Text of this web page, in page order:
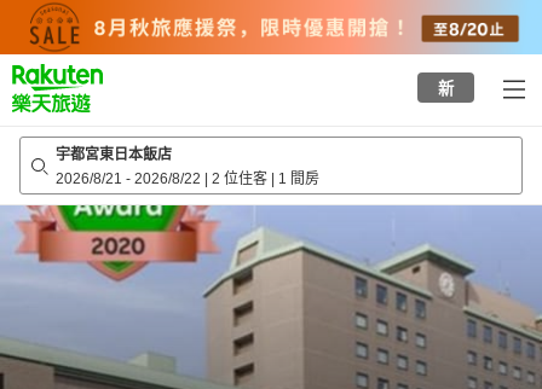
top
page
新
宇都宮東日本飯店
2026/8/21 - 2026/8/22 | 2 位住客 | 1 間房